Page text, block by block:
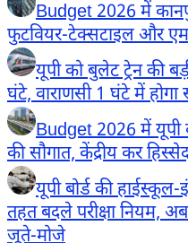
Budget 2026 में
फुटवियर-टेक्सटाइल और
यूपी को बुलेट ट्रेन की
घंटे, वाराणसी 1 घंटे में
Budget 2026 में यूपी
की सौगात, केंद्रीय कर
यूपी बोर्ड की
तहत बदले परीक्षा नियम,
जूते-मोजे